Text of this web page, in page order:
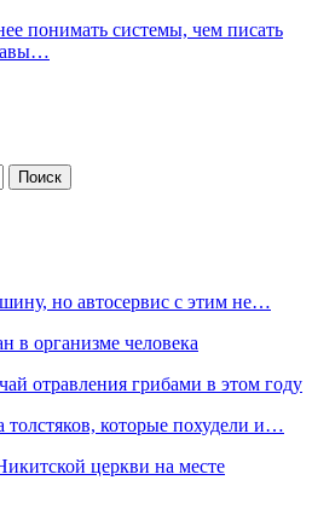
понимать системы, чем писать
но автосервис с этим не…
в организме человека
отравления грибами в этом году
которые похудели и…
церкви на месте